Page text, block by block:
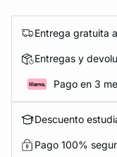
Entrega gratuita
Entregas y
Pago en 3
Descuento
Pago 100%